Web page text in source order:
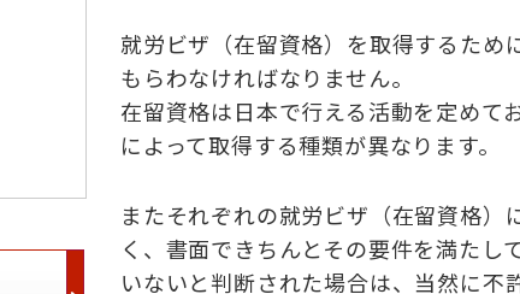
就労ビザ（在留資格）を取得するため
もらわなければなりません。
在留資格は日本で行える活動を定めて
によって取得する種類が異なります。
またそれぞれの就労ビザ（在留資格
く、書面できちんとその要件を満たし
いないと判断された場合は、当然に不